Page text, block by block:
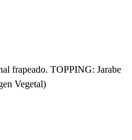
frapeado. TOPPING: Jarabe
Vegetal)